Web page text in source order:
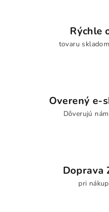
Rýchle
tovaru
Overený e-
Dôverujú
Doprava
pri